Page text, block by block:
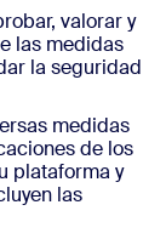
valorar y
las medidas
la seguridad
medidas
de los
plataforma y
las